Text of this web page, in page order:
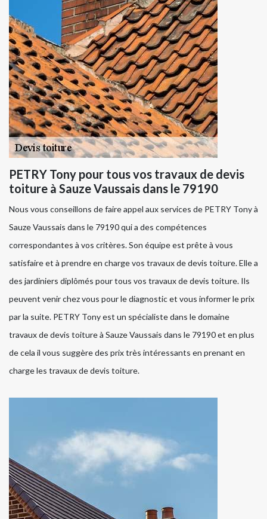
PETRY Tony pour tous vos travaux de devis
toiture à Sauze Vaussais dans le 79190
Nous vous conseillons de faire appel aux services de PETRY Tony à
Sauze Vaussais dans le 79190 qui a des compétences
correspondantes à vos critères. Son équipe est prête à vous
satisfaire et à prendre en charge vos travaux de devis toiture. Elle a
des jardiniers diplômés pour tous vos travaux de devis toiture. Ils
peuvent venir chez vous pour le diagnostic et vous informer le prix
par la suite. PETRY Tony est un spécialiste dans le domaine
travaux de devis toiture à Sauze Vaussais dans le 79190 et en plus
de cela il vous suggère des prix très intéressants en prenant en
charge les travaux de devis toiture.